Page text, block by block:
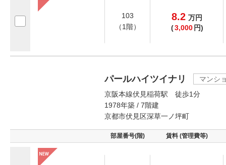
103
（1階）
8.2 万円
(3,000 円)
パールハイツイナリ
マンシ
京阪本線伏見稲荷駅 徒歩1分
1978年築 / 7階建
京都市伏見区深草一ノ坪町
部屋番号(階) 賃料 (管理費等)